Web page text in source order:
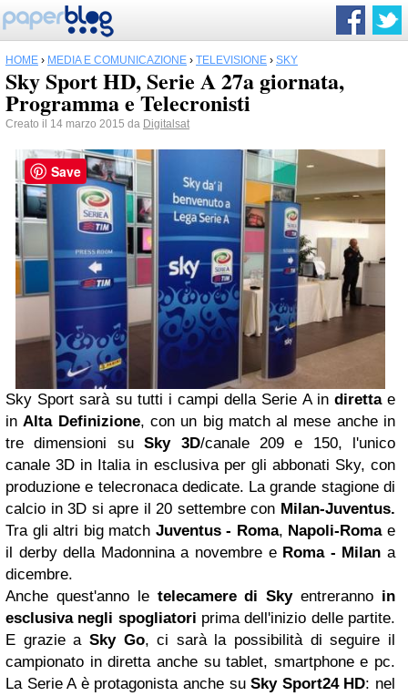
HOME › MEDIA E COMUNICAZIONE › TELEVISIONE › SKY
Sky Sport HD, Serie A 27a giornata,
Programma e Telecronisti
Creato il 14 marzo 2015 da Digitalsat
Sky Sport sarà su tutti i campi della Serie A in direttae
inAlta Definizione, con un big match al mese anche in
tre dimensioni suSky 3D/canale 209 e 150, l'unico
canale 3D in Italia in esclusiva per gli abbonati Sky, con
produzione e telecronaca dedicate. La grande stagione di
calcio in 3D si apre il 20 settembre con Milan-Juventus.
Tra gli altri big match Juventus - Roma, Napoli-Romae
il derby della Madonnina a novembre e Roma - Milan a
dicembre.
Anche quest'anno le telecamere di Skyentreranno in
esclusiva negli spogliatori prima dell'inizio delle partite.
E grazie a Sky Go, ci sarà la possibilità di seguire il
campionato in diretta anche su tablet, smartphone e pc.
La Serie A è protagonista anche suSky Sport24 HD: nel
Save